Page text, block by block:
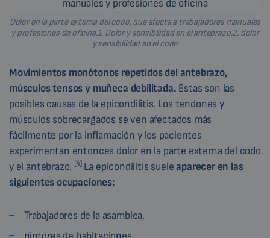
Dolor en la parte externa del codo, que afecta a trabajadores manuales
y profesiones de oficina.1. Dolor y sensibilidad en el antebrazo,2. dolor
y sensibilidad en el codo
Movimientos monótonos repetidos del antebrazo,
músculos tensos y muñeca debilitada. Éstas son las
posibles causas de la epicondilitis. Los tendones y
músculos sobrecargados se ven afectados más
fácilmente por la inflamación y los pacientes
experimentan entonces dolor en la parte externa del codo
y el antebrazo. [4]La epicondilitis sueleaparecer en las
siguientes ocupaciones:
Trabajadores de la asamblea,